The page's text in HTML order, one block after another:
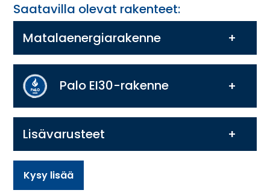
Saatavilla olevat rakenteet:
Matalaenergiarakenne
Palo EI30-rakenne
Lisävarusteet
Kysy lisää